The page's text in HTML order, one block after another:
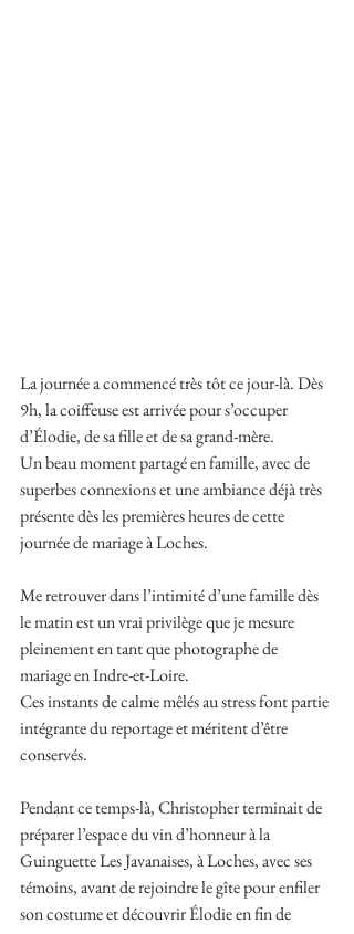
La journée a commencé très tôt ce jour-là. Dès
9h, la coiffeuse est arrivée pour s’occuper
d’Élodie, de sa fille et de sa grand-mère.
Un beau moment partagé en famille, avec de
superbes connexions et une ambiance déjà très
présente dès les premières heures de cette
journée de mariage à Loches.
Me retrouver dans l’intimité d’une famille dès
le matin est un vrai privilège que je mesure
pleinement en tant que photographe de
mariage en Indre-et-Loire.
Ces instants de calme mêlés au stress font partie
intégrante du reportage et méritent d’être
conservés.
Pendant ce temps-là, Christopher terminait de
préparer l’espace du vin d’honneur à la
Guinguette Les Javanaises, à Loches, avec ses
témoins, avant de rejoindre le gîte pour enfiler
son costume et découvrir Élodie en fin de